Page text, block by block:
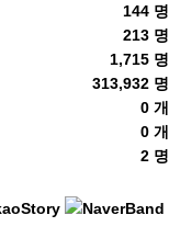
144 명
213 명
1,715 명
313,932 명
0 개
0 개
2 명